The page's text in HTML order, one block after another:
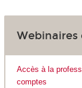
Webinaires
Accès à la
comptes